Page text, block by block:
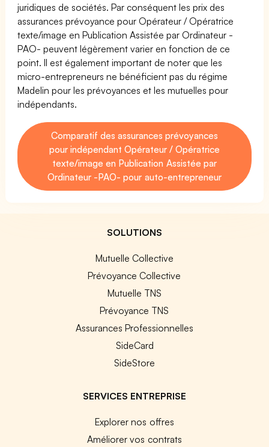
juridiques de sociétés. Par conséquent les prix des
assurances prévoyance pour Opérateur / Opératrice
texte/image en Publication Assistée par Ordinateur -
PAO- peuvent légèrement varier en fonction de ce
point. Il est également important de noter que les
micro-entrepreneurs ne bénéficient pas du régime
Madelin pour les prévoyances et les mutuelles pour
indépendants.
Comparatif des assurances prévoyances
pour indépendant Opérateur / Opératrice
texte/image en Publication Assistée par
Ordinateur -PAO- pour auto-entrepreneur
SOLUTIONS
Mutuelle Collective
Prévoyance Collective
Mutuelle TNS
Prévoyance TNS
Assurances Professionnelles
SideCard
SideStore
SERVICES ENTREPRISE
Explorer nos offres
Améliorer vos contrats